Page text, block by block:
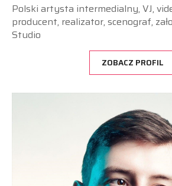
Polski artysta intermedialny, VJ,
producent, realizator, scenograf,
Studio
ZOBACZ PROFIL